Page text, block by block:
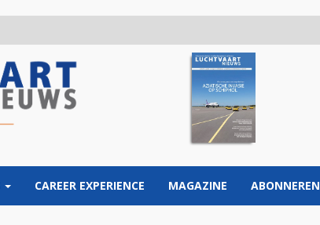
CAREER EXPERIENCE MAGAZINE ABONNEREN